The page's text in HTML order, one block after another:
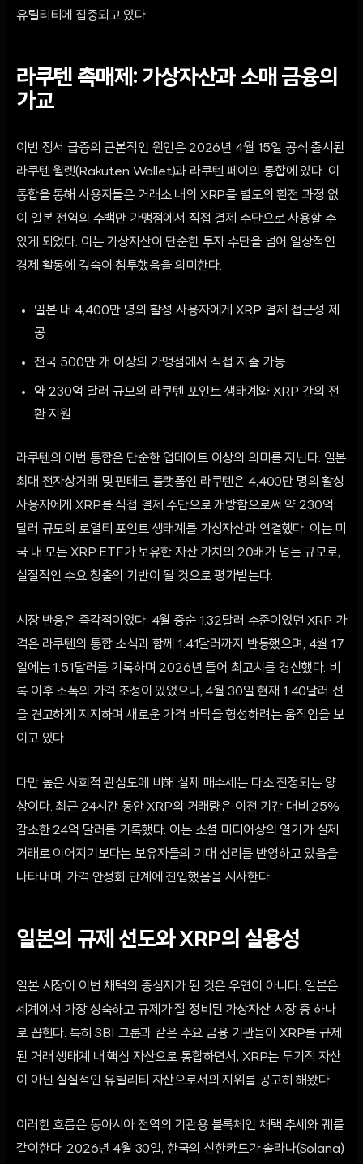
유틸리티에 집중되고 있다.
라쿠텐 촉매제: 가상자산과 소매 금융의
가교
이번 정서 급증의 근본적인 원인은 2026년 4월 15일 공식 출시된
라쿠텐 월렛(Rakuten Wallet)과 라쿠텐 페이의 통합에 있다. 이
통합을 통해 사용자들은 거래소 내의 XRP를 별도의 환전 과정 없
이 일본 전역의 수백만 가맹점에서 직접 결제 수단으로 사용할 수
있게 되었다. 이는 가상자산이 단순한 투자 수단을 넘어 일상적인
경제 활동에 깊숙이 침투했음을 의미한다.
일본 내 4,400만 명의 활성 사용자에게 XRP 결제 접근성 제
공
전국 500만 개 이상의 가맹점에서 직접 지출 가능
약 230억 달러 규모의 라쿠텐 포인트 생태계와 XRP 간의 전
환 지원
라쿠텐의 이번 통합은 단순한 업데이트 이상의 의미를 지닌다. 일본
최대 전자상거래 및 핀테크 플랫폼인 라쿠텐은 4,400만 명의 활성
사용자에게 XRP를 직접 결제 수단으로 개방함으로써 약 230억
달러 규모의 로열티 포인트 생태계를 가상자산과 연결했다. 이는 미
국 내 모든 XRP ETF가 보유한 자산 가치의 20배가 넘는 규모로,
실질적인 수요 창출의 기반이 될 것으로 평가받는다.
시장 반응은 즉각적이었다. 4월 중순 1.32달러 수준이었던 XRP 가
격은 라쿠텐의 통합 소식과 함께 1.41달러까지 반등했으며, 4월 17
일에는 1.51달러를 기록하며 2026년 들어 최고치를 경신했다. 비
록 이후 소폭의 가격 조정이 있었으나, 4월 30일 현재 1.40달러 선
을 견고하게 지지하며 새로운 가격 바닥을 형성하려는 움직임을 보
이고 있다.
다만 높은 사회적 관심도에 비해 실제 매수세는 다소 진정되는 양
상이다. 최근 24시간 동안 XRP의 거래량은 이전 기간 대비 25%
감소한 24억 달러를 기록했다. 이는 소셜 미디어상의 열기가 실제
거래로 이어지기보다는 보유자들의 기대 심리를 반영하고 있음을
나타내며, 가격 안정화 단계에 진입했음을 시사한다.
일본의 규제 선도와 XRP의 실용성
일본 시장이 이번 채택의 중심지가 된 것은 우연이 아니다. 일본은
세계에서 가장 성숙하고 규제가 잘 정비된 가상자산 시장 중 하나
로 꼽힌다. 특히 SBI 그룹과 같은 주요 금융 기관들이 XRP를 규제
된 거래 생태계 내 핵심 자산으로 통합하면서, XRP는 투기적 자산
이 아닌 실질적인 유틸리티 자산으로서의 지위를 공고히 해왔다.
이러한 흐름은 동아시아 전역의 기관용 블록체인 채택 추세와 궤를
같이한다. 2026년 4월 30일, 한국의 신한카드가 솔라나(Solana)